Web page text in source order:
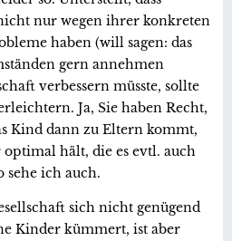
nur wegen ihrer konkreten
haben (will sagen: das
gern annehmen
verbessern müsste, sollte
Ja, Sie haben Recht,
Kind dann zu Eltern kommt,
hält, die es evtl. auch
sehe ich auch.
sich nicht genügend
Kinder kümmert, ist aber